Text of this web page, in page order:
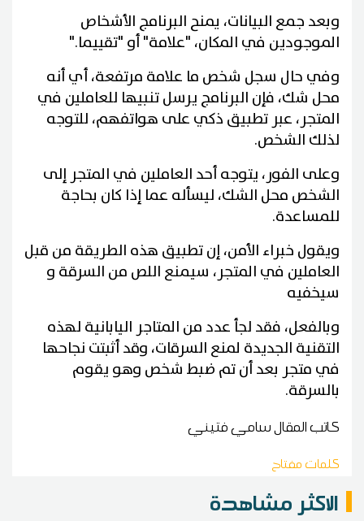
وبعد جمع البيانات، يمنح البرنامج الأشخاص
الموجودين في المكان، "علامة" أو "تقييما".
وفي حال سجل شخص ما علامة مرتفعة، أي أنه
محل شك، فإن البرنامج يرسل تنبيها للعاملين في
المتجر، عبر تطبيق ذكي على هواتفهم، للتوجه
لذلك الشخص.
وعلى الفور، يتوجه أحد العاملين في المتجر إلى
الشخص محل الشك، ليسأله عما إذا كان بحاجة
للمساعدة.
ويقول خبراء الأمن، إن تطبيق هذه الطريقة من قبل
العاملين في المتجر، سيمنع اللص من السرقة و
سيخفيه
وبالفعل، فقد لجأ عدد من المتاجر اليابانية لهذه
التقنية الجديدة لمنع السرقات، وقد أثبتت نجاحها
في متجر بعد أن تم ضبط شخص وهو يقوم
بالسرقة.
كاتب المقالسامي فتيني
كلمات مفتاح
الاكثر مشاهدة